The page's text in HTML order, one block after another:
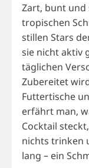
Zart, bunt und
tropischen
stillen Stars
sie nicht aktiv
täglichen
Zubereitet
Futtertische
erfährt man,
Cocktail
nichts trinken
lang – ein